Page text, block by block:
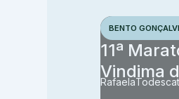
BENTO
11ª
Vindima
Rafaela